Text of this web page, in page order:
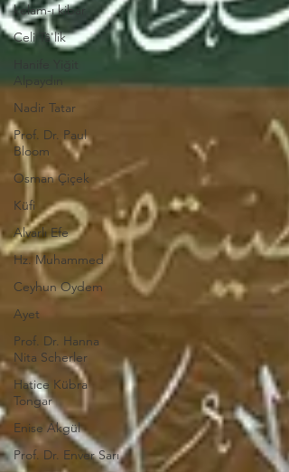
kelam-ı kibar
Celi Tâ'lik
Alpaydın
Nadir Tatar
Prof. Dr. Paul
Bloom
Osman Çiçek
Küfi
Alvarlı Efe
Hz. Muhammed
Ceyhun Oydem
Ayet
​Prof. Dr. Hanna
Nita Scherler
Hatice Kübra
Tongar
Enise Akgül
Prof. Dr. Enver Sarı